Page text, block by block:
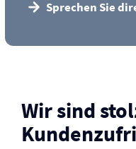
Sprechen Sie
Wir sind